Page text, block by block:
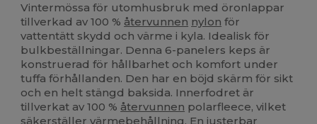
Vintermössa för utomhusbruk med öronlappar
tillverkad av 100 % återvunnen nylon för
vattentätt skydd och värme i kyla. Idealisk för
bulkbeställningar. Denna 6-panelers keps är
konstruerad för hållbarhet och komfort under
tuffa förhållanden. Den har en böjd skärm för sikt
och en helt stängd baksida. Innerfodret är
tillverkat av 100 % återvunnen polarfleece, vilket
säkerställer värmebehållning. En justerbar